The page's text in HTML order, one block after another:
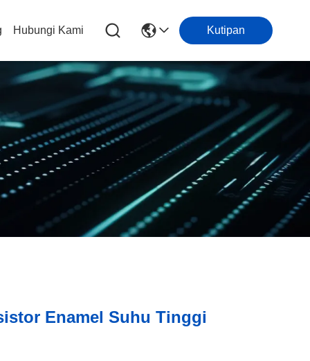
Hubungi Kami Kutipan
Enamel Suhu Tinggi